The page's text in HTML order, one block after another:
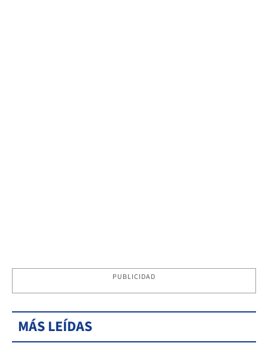
PUBLICIDAD
MÁS LEÍDAS